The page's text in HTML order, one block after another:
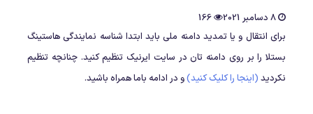
برای انتقال و یا تمدید دامنه ملی باید ابتدا شناسه نمایندگی هاستینگ
بستلا را بر روی دامنه تان در سایت ایرنیک تنظیم کنید. چنانچه تنظیم
نکردید (اینجا را کلیک کنید)و در ادامه باما همراه باشید.